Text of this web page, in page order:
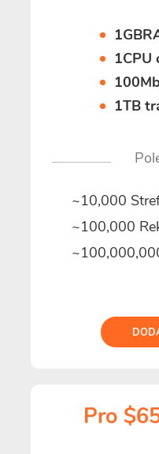
1CPU
1TB
~10,000
~100,000
Pro